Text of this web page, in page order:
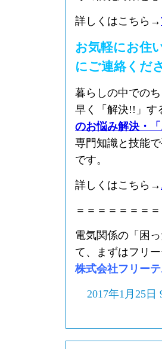
詳しくはこちら→
お気軽にお住
にご連絡くだ
暮らしの中での
早く「解決!!」す
のお悩み解決・「
専門知識と技能
です。
詳しくはこちら→
＝＝＝＝＝＝＝
電気関係の「困
て、まずはフリ
株式会社フリー
2017年1月25